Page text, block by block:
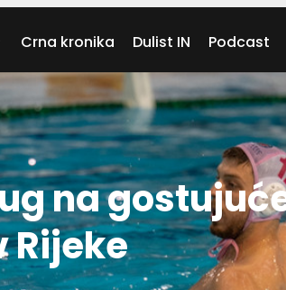
Crna kronika Dulist IN Podcast
na
Rijeke